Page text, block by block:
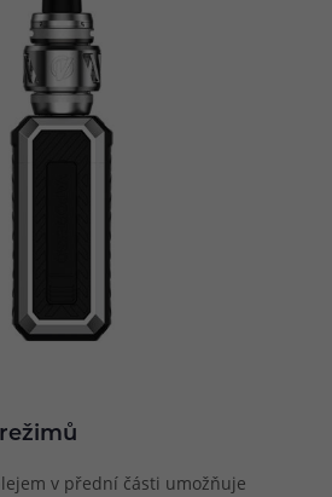
v přední části umožňuje